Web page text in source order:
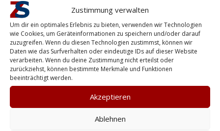
Zustimmung verwalten
Um dir ein optimales Erlebnis zu bieten, verwenden wir Technologien
wie Cookies, um Geräteinformationen zu speichern und/oder darauf
zuzugreifen. Wenn du diesen Technologien zustimmst, können wir
Daten wie das Surfverhalten oder eindeutige IDs auf dieser Website
verarbeiten. Wenn du deine Zustimmung nicht erteilst oder
zurückziehst, können bestimmte Merkmale und Funktionen
beeinträchtigt werden.
Akzeptieren
Ablehnen
Vorteile für Personen in Schieder
Schwalenberg
Rosi aus Schieder Schwalenberg vertritt die
Auffassung:
Wir streben danach, Sicherheitslösungen zu
entwickeln, die zuverlässig und hoch effektiv
sind.
Von Personenschutz bis Gebäudesicherung –